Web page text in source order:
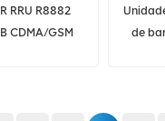
RRU R8882
CDMA/GSM
de